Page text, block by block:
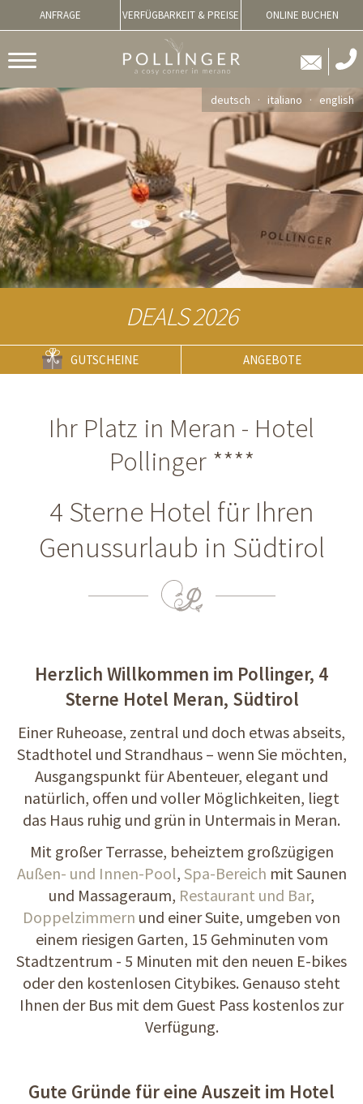
ANFRAGE VERFÜGBARKEIT & PREISE ONLINE BUCHEN
deutsch italiano english
DEALS 2026
GUTSCHEINE ANGEBOTE
Ihr Platz in Meran - Hotel
Pollinger ****
4 Sterne Hotel für Ihren
Genussurlaub in Südtirol
Herzlich Willkommen im Pollinger, 4
Sterne Hotel Meran, Südtirol
Einer Ruheoase, zentral und doch etwas abseits,
Stadthotel und Strandhaus – wenn Sie möchten,
Ausgangspunkt für Abenteuer, elegant und
natürlich, offen und voller Möglichkeiten, liegt
das Haus ruhig und grün in Untermais in Meran.
Mit großer Terrasse, beheiztem großzügigen
Außen- und Innen-Pool, Spa-Bereich mit Saunen
und Massageraum, Restaurant und Bar,
Doppelzimmern und einer Suite, umgeben von
einem riesigen Garten, 15 Gehminuten vom
Stadtzentrum - 5 Minuten mit den neuen E-bikes
oder den kostenlosen Citybikes. Genauso steht
Ihnen der Bus mit dem Guest Pass kostenlos zur
Verfügung.
Gute Gründe für eine Auszeit im Hotel